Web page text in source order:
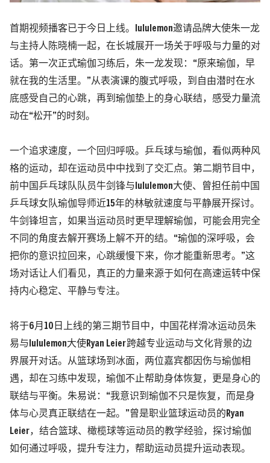
首期视频播客已于今日上线。 lululemon邀请品牌大使朱一龙
与主持人陈晓楠一起，在长城展开一场关于呼吸与力量的对
话。第一次正式瑜伽习练后，朱一龙发现：“原来瑜伽，早
就在我的生活里。”从表演课的腹式呼吸，到自由潜时在水
底感受自己的心跳，再到瑜伽垫上的身心联结，感受力量流
动在“松开”的时刻。
一个追求速度 ，一个回归呼吸。 乒乓球与瑜伽 ， 看似两种风
格的运动，却在运动员中中找到了交汇点。 第二期节目中，
前中国乒乓球队队员牛剑锋与 lululemon大使、 曾担任前中国
乒乓球女队瑜伽导师近15年的林敏就速度与平静展开探讨。
牛剑锋坦言， 如果当运动员时更早理解瑜伽，可能会用完全
不同的角度去解开赛场上解不开的结。 “瑜伽的深呼吸，会
把你的意识拉回来，心跳缓慢下来， 你才能重新思考。 ”这
场对话让人们 看见，真正的力量来源于如何 在高速运转中保
持内心稳定、平静与专注。
将于6月 10 日 上线的第三期节目中，中国 花样滑冰运动员朱
易与 lululemon大使 Ryan Leier跨越专业运动与文化背景的边
界展开对话。 从篮球场到冰面，两位嘉宾都因伤与瑜伽相
遇，却在习练中发现，瑜伽不止帮助身体恢复 ，更是身心的
联结与平衡。朱易说 ： “我意识到瑜伽不只是恢复，而是身
体与心灵真正联结在一起。 ” 曾是职业篮球运动员的 Ryan
Leier，结合篮球、 橄榄球等运动员的教学经验，探讨瑜伽
如何 通过呼吸 ，提升专注力，帮助运动员提升运动表现。